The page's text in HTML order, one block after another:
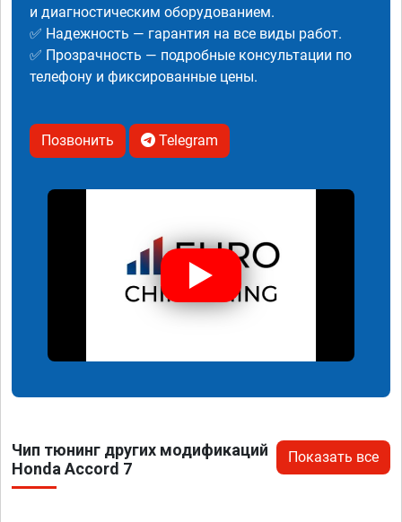
и диагностическим оборудованием.
✅ Надежность — гарантия на все виды работ.
✅ Прозрачность — подробные консультации по
телефону и фиксированные цены.
Позвонить Telegram
Чип тюнинг других модификаций
Honda Accord 7
Показать все